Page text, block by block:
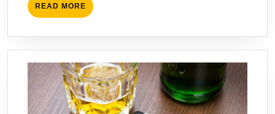
READ MORE READ
MORE